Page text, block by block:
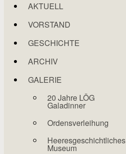
AKTUELL
VORSTAND
GESCHICHTE
ARCHIV
GALERIE
20 Jahre LÖG
Galadinner
Ordensverleihung
Heeresgeschichtliches
Museum